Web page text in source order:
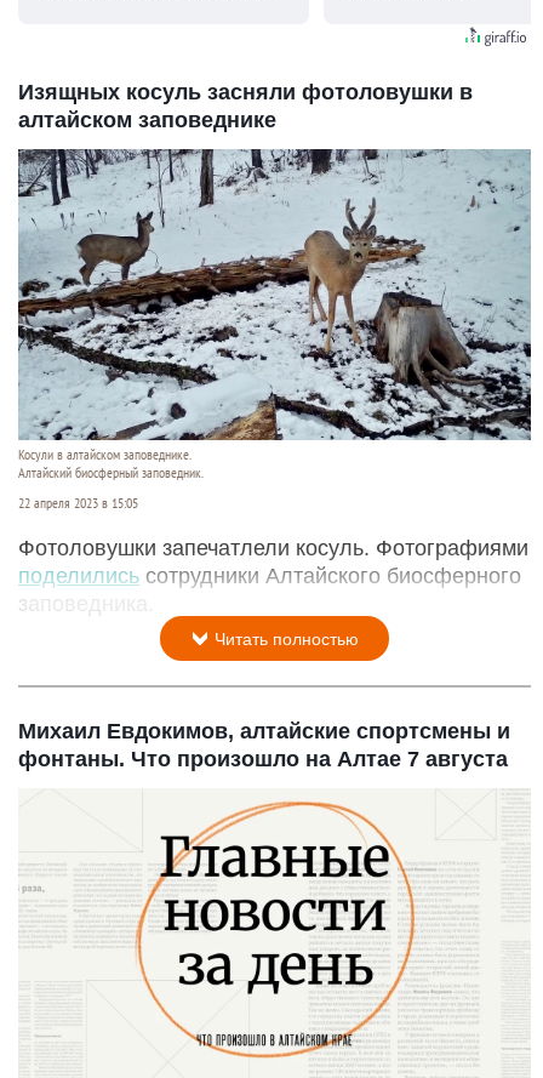
Изящных косуль засняли фотоловушки в
алтайском заповеднике
Косули в алтайском заповеднике.
Алтайский биосферный заповедник.
22 апреля 2023 в 15:05
Фотоловушки запечатлели косуль. Фотографиями
поделились сотрудники Алтайского биосферного
заповедника.
Читать полностью
Михаил Евдокимов, алтайские спортсмены и
фонтаны. Что произошло на Алтае 7 августа